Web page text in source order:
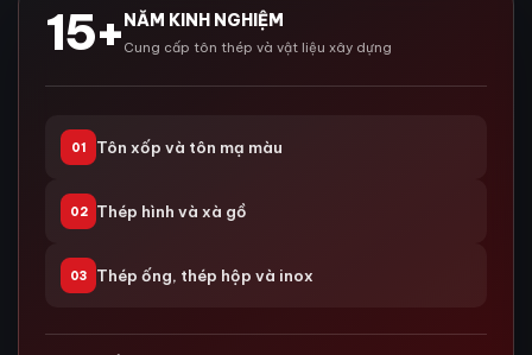
15+NĂM KINH NGHIỆM
Cung cấp tôn thép và vật liệu xây dựng
01 Tôn xốp và tôn mạ màu
02 Thép hình và xà gồ
03 Thép ống, thép hộp và inox